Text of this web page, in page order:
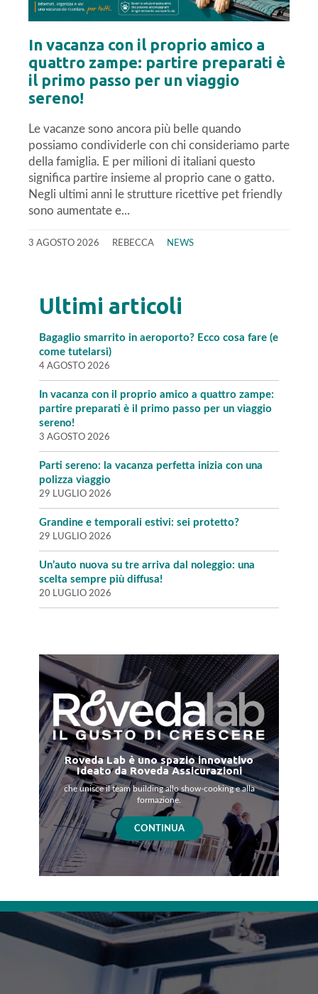
In vacanza con il proprio amico a
quattro zampe: partire preparati è
il primo passo per un viaggio
sereno!
Le vacanze sono ancora più belle quando
possiamo condividerle con chi consideriamo parte
della famiglia. E per milioni di italiani questo
significa partire insieme al proprio cane o gatto.
Negli ultimi anni le strutture ricettive pet friendly
sono aumentate e...
3 AGOSTO 2026 REBECCA NEWS
Ultimi articoli
Bagaglio smarrito in aeroporto? Ecco cosa fare (e
come tutelarsi)
4 AGOSTO 2026
In vacanza con il proprio amico a quattro zampe:
partire preparati è il primo passo per un viaggio
sereno!
3 AGOSTO 2026
Parti sereno: la vacanza perfetta inizia con una
polizza viaggio
29 LUGLIO 2026
Grandine e temporali estivi: sei protetto?
29 LUGLIO 2026
Un’auto nuova su tre arriva dal noleggio: una
scelta sempre più diffusa!
20 LUGLIO 2026
Roveda Lab è uno spazio innovativo
Ideato da Roveda Assicurazioni
che unisce il team building allo show-cooking e alla
formazione.
CONTINUA